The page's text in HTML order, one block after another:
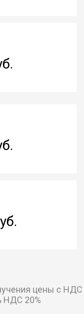
цены с НДС
НДС 20%